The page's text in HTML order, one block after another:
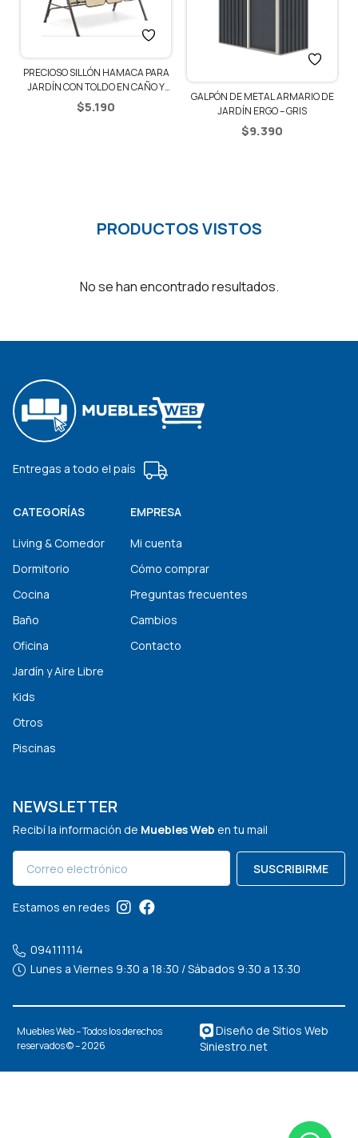
PRECIOSO SILLÓN HAMACA PARA
JARDÍN CON TOLDO EN CAÑO Y
LONA – BEIGE
$5.190
GALPÓN DE METAL ARMARIO DE
JARDÍN ERGO – GRIS
$9.390
PRODUCTOS VISTOS
No se han encontrado resultados.
Entregas a todo el país
CATEGORÍAS
Living & Comedor
Dormitorio
Cocina
Baño
Oficina
Jardín y Aire Libre
Kids
Otros
Piscinas
EMPRESA
Mi cuenta
Cómo comprar
Preguntas frecuentes
Cambios
Contacto
NEWSLETTER
Recibí la información de Muebles Web en tu mail
SUSCRIBIRME
Estamos en redes
094111114
Lunes a Viernes 9:30 a 18:30 / Sábados 9:30 a 13:30
Muebles Web – Todos los derechos
reservados © – 2026
Diseño de Sitios Web
Siniestro.net